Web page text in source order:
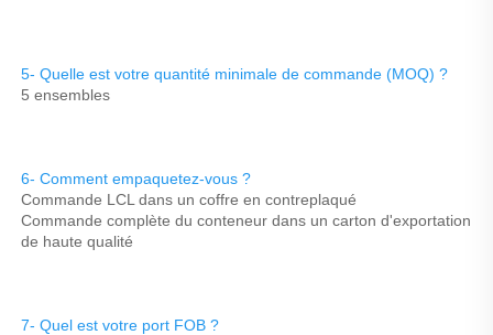
5- Quelle est votre quantité minimale de commande (MOQ) ?
5 ensembles
6- Comment empaquetez-vous ?
Commande LCL dans un coffre en contreplaqué
Commande complète du conteneur dans un carton d'exportation
de haute qualité
7- Quel est votre port FOB ?